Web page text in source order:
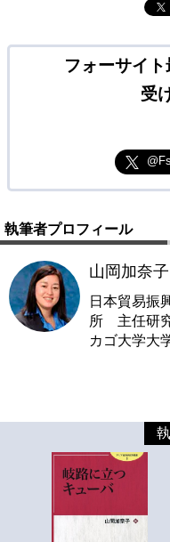
フォーサイ
受
執筆者プロフィール
山岡加奈
日本貿易振
所 主任研
カゴ大学大